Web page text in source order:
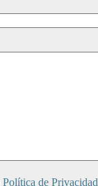
Política de Privacidad